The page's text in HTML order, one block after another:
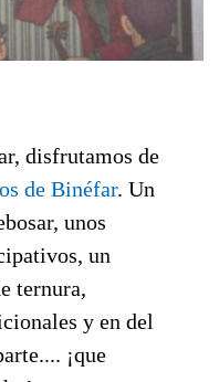
disfrutamos de
de Binéfar. Un
unos
un
ternura,
y en del
¡que